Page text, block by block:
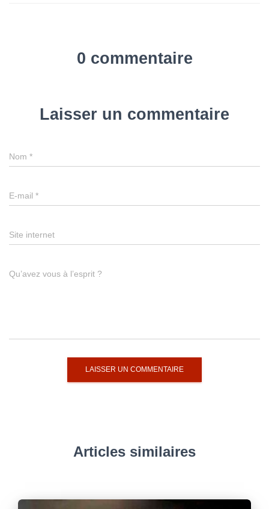
0 commentaire
Laisser un commentaire
Nom *
E-mail *
Site internet
Qu’avez vous à l’esprit ?
Articles similaires